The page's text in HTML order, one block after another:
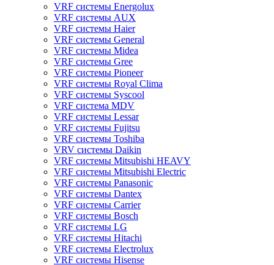
VRF системы Energolux
VRF системы AUX
VRF системы Haier
VRF системы General
VRF системы Midea
VRF системы Gree
VRF системы Pioneer
VRF системы Royal Clima
VRF системы Syscool
VRF система MDV
VRF системы Lessar
VRF системы Fujitsu
VRF системы Toshiba
VRV системы Daikin
VRF системы Mitsubishi HEAVY
VRF системы Mitsubishi Electric
VRF системы Panasonic
VRF системы Dantex
VRF системы Carrier
VRF системы Bosch
VRF системы LG
VRF системы Hitachi
VRF системы Electrolux
VRF системы Hisense